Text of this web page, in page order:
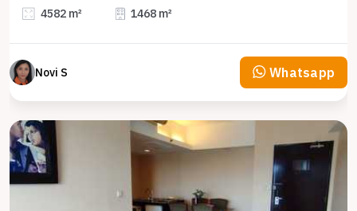
4582 m² 1468 m²
Novi S Whatsapp